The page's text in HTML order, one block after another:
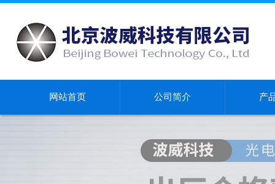
网站首页 公司简介 产